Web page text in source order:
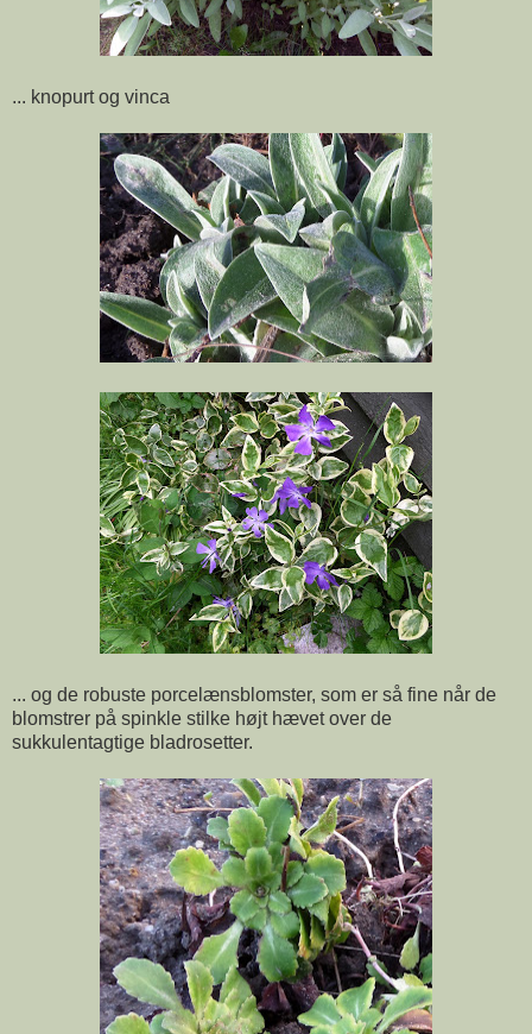
... knopurt og vinca
... og de robuste porcelænsblomster, som er så fine når de
blomstrer på spinkle stilke højt hævet over de
sukkulentagtige bladrosetter.